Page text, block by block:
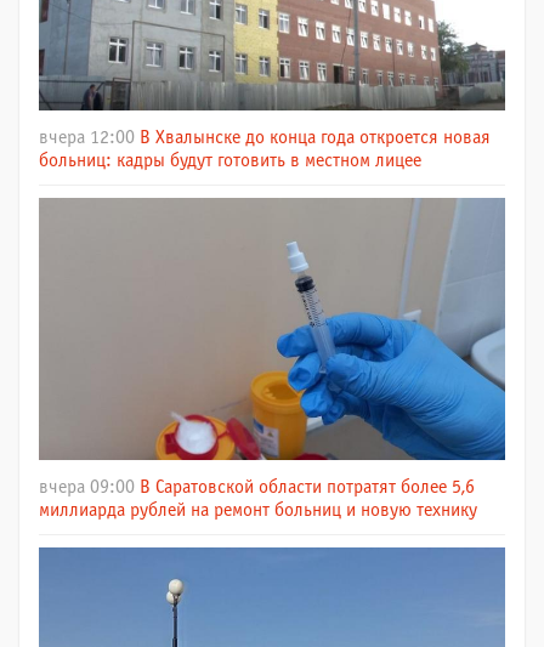
вчера 12:00 В Хвалынске до конца года откроется новая
больниц: кадры будут готовить в местном лицее
вчера 09:00 В Саратовской области потратят более 5,6
миллиарда рублей на ремонт больниц и новую технику